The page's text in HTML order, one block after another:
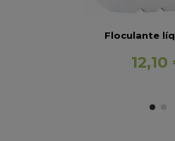
Floculante
12,10